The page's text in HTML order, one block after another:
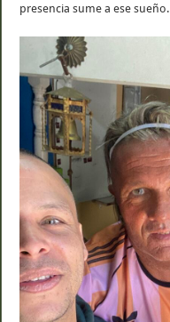
presencia sume a ese sueño.